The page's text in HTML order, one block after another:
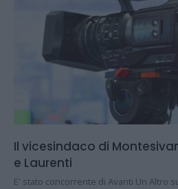
Il vicesindaco di
e Laurenti
E' stato concorrente di Avanti Un Altro